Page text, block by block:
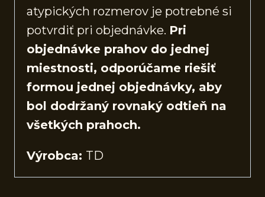
atypických rozmerov je potrebné si
potvrdiť pri objednávke. Pri
objednávke prahov do jednej
miestnosti, odporúčame riešiť
formou jednej objednávky, aby
bol dodržaný rovnaký odtieň na
všetkých prahoch.
Výrobca: TD